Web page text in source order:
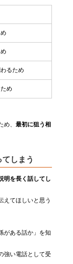
るため
め
、 最初に狙う相
しまう
明を長く話してし
えてほしいと思う
がある話か」を知
強い電話として受